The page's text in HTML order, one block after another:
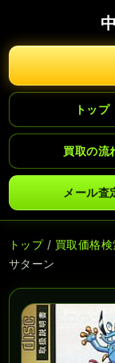
トップ
買取の流
メール査
トップ/ 買取価格検
サターン